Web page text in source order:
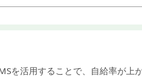
を活用することで、自給率が上